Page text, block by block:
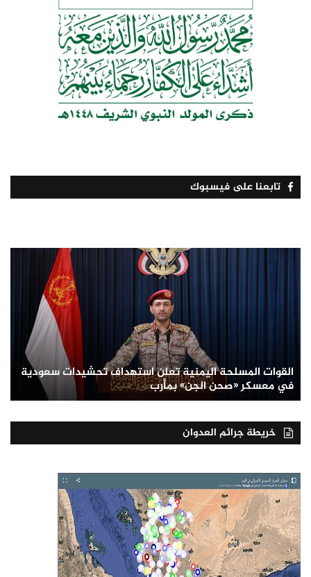
تابعنا على فيسبوك
القوات المسلحة اليمنية تعلن استهداف تحشيدات سعودية
في معسكر «صحن الجن» بمأرب
خريطة جرائم العدوان